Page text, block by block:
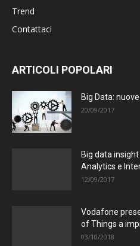
Trend
Contattaci
ARTICOLI POPOLARI
Big Data:
20/09/2017
Big data
Analytics e
12/09/2017
Vodafone
of Things a
03/10/2018